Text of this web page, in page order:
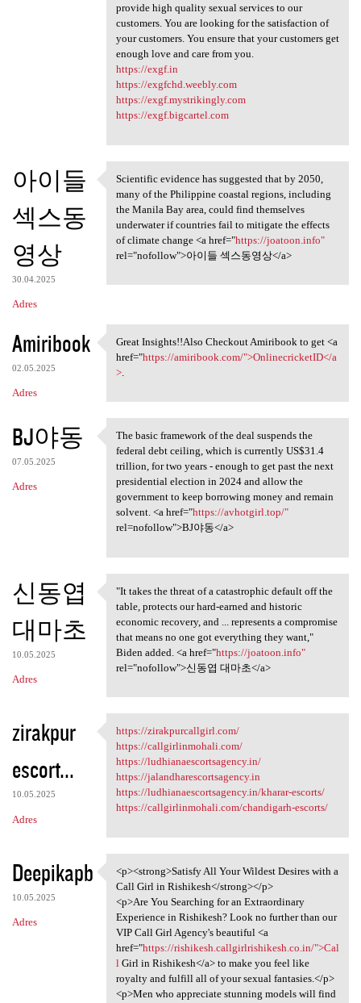
provide high quality sexual services to our
customers. You are looking for the satisfaction of
your customers. You ensure that your customers get
enough love and care from you.
https://exgf.in
https://exgfchd.weebly.com
https://exgf.mystrikingly.com
https://exgf.bigcartel.com
아이들
섹스동
영상
30.04.2025
Adres
Scientific evidence has
Scientific evidence has suggested that by 2050,
many of the Philippine coastal regions, including
the Manila Bay area, could find themselves
underwater if countries fail to mitigate the effects
of climate change <a href="https://joatoon.info"
rel="nofollow">아이들 섹스동영상</a>
Amiribook
02.05.2025
Adres
Great Insights!!Also Checkout
Great Insights!!Also Checkout Amiribook to get <a
href="https://amiribook.com/">OnlinecricketID</a
>.
BJ야동
07.05.2025
Adres
The basic framework of the
The basic framework of the deal suspends the
federal debt ceiling, which is currently US$31.4
trillion, for two years - enough to get past the next
presidential election in 2024 and allow the
government to keep borrowing money and remain
solvent. <a href="https://avhotgirl.top/"
rel=nofollow">BJ야동</a>
신동엽
대마초
10.05.2025
Adres
"It takes the threat of a
"It takes the threat of a catastrophic default off the
table, protects our hard-earned and historic
economic recovery, and ... represents a compromise
that means no one got everything they want,"
Biden added. <a href="https://joatoon.info"
rel="nofollow">신동엽 대마초</a>
zirakpur
escort...
10.05.2025
Adres
https://zirakpurcallgirl.com/
https://zirakpurcallgirl.com/
https://callgirlinmohali.com/
https://ludhianaescortsagency.in/
https://jalandharescortsagency.in
https://ludhianaescortsagency.in/kharar-escorts/
https://callgirlinmohali.com/chandigarh-escorts/
Deepikapb
10.05.2025
Adres
<p><strong>Satisfy All Your
<p><strong>Satisfy All Your Wildest Desires with a
Call Girl in Rishikesh</strong></p>
<p>Are You Searching for an Extraordinary
Experience in Rishikesh? Look no further than our
VIP Call Girl Agency's beautiful <a
href="https://rishikesh.callgirlrishikesh.co.in/">Cal
l Girl in Rishikesh</a> to make you feel like
royalty and fulfill all of your sexual fantasies.</p>
<p>Men who appreciate stunning models will find